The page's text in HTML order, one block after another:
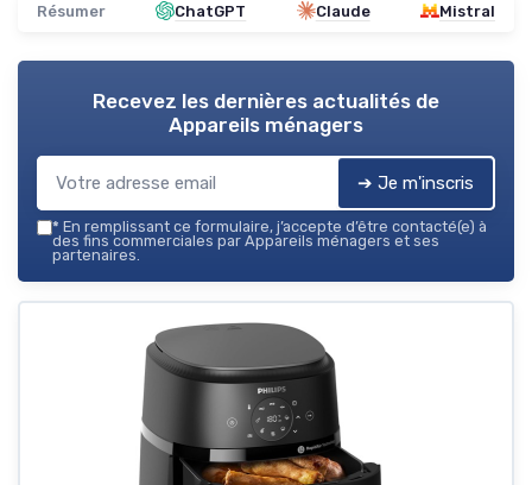
Résumer ChatGPT Claude Mistral
Recevez les dernières actualités de
Appareils ménagers
➔ Je m'inscris
* En remplissant ce formulaire, j’accepte d’être contacté(e) à
des fins commerciales par Appareils ménagers et ses
partenaires.